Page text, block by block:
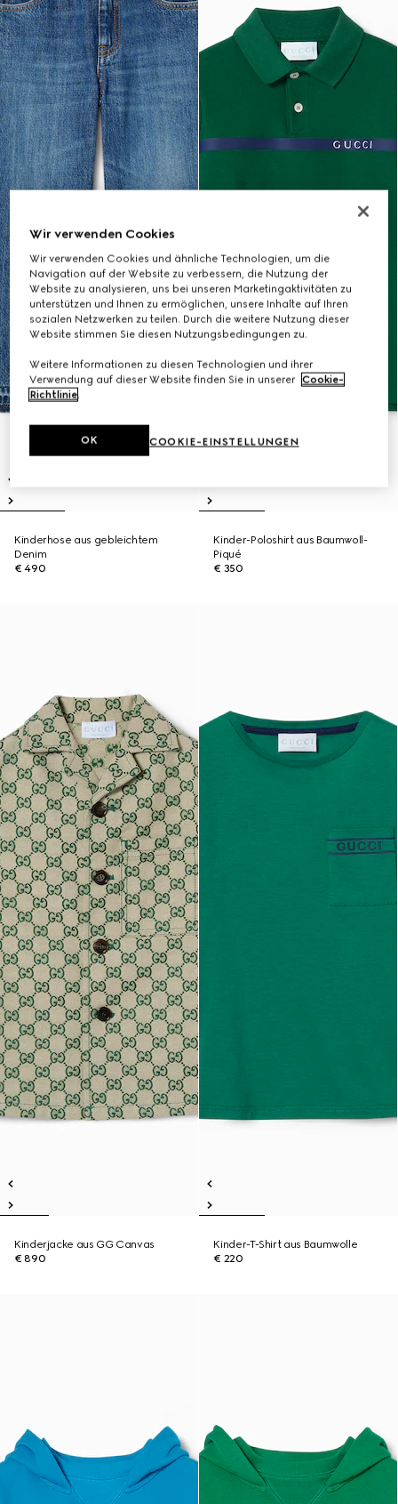
Kinderhose aus gebleichtem
Denim
€ 490
Kinder-Poloshirt aus Baumwoll-
Piqué
€ 350
Kinderjacke aus GG Canvas
€ 890
Kinder-T-Shirt aus Baumwolle
€ 220
Wir verwenden Cookies
Wir verwenden Cookies und ähnliche Technologien, um die
Navigation auf der Website zu verbessern, die Nutzung der
Website zu analysieren, uns bei unseren Marketingaktivitäten zu
unterstützen und Ihnen zu ermöglichen, unsere Inhalte auf Ihren
sozialen Netzwerken zu teilen. Durch die weitere Nutzung dieser
Website stimmen Sie diesen Nutzungsbedingungen zu.
Weitere Informationen zu diesen Technologien und ihrer
Verwendung auf dieser Website finden Sie in unserer Cookie-
Richtlinie.
COOKIE-EINSTELLUNGEN
OK